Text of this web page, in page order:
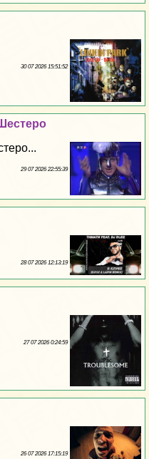
30 07 2026 15:51:52
29 07 2026 22:55:39
28 07 2026 12:13:19
27 07 2026 0:24:59
26 07 2026 17:15:19